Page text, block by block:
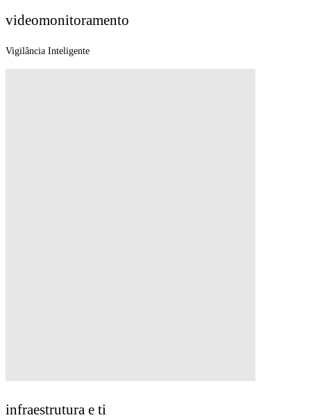
videomonitoramento
Vigilância Inteligente
infraestrutura e ti